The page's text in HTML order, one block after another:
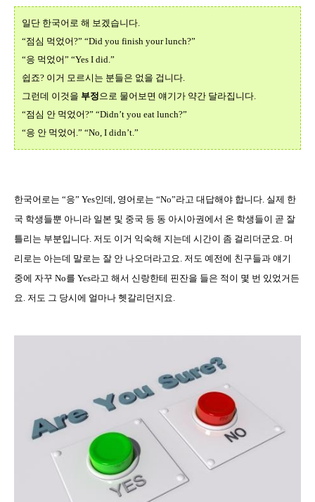
일단 한국어로 해 보겠습니다.
“점심 먹었어?” “Did you finish your lunch?”
“응 먹었어” “Yes I did.”
쉽죠? 이거 모르시는 분들은 없을 겁니다.
그런데 이것을 부정으로 물어보면 얘기가 약간 달라집니다.
“점심 안 먹었어?” “Didn’t you eat lunch?”
“응 안 먹었어 .” “No, I didn’t.”
한국어로는 “응” Yes인데, 영어로는 “No”라고 대답해야 합니다. 실제 한
국 학생들뿐 아니라 일본 및 중국 등 동 아시아권에서 온 학생들이 곧 잘
틀리는 부분입니다. 저도 이거 익숙해 지는데 시간이 좀 걸리더군요. 머
리로는 아는데 말로는 잘 안 나오더라고요. 저도 예전에 친구들과 얘기
중에 자꾸 No를 Yes라고 해서 신랑한테 핀잔을 들은 적이 몇 번 있었거든
요. 저도 그 당시에 얼마나 헷갈리던지요.